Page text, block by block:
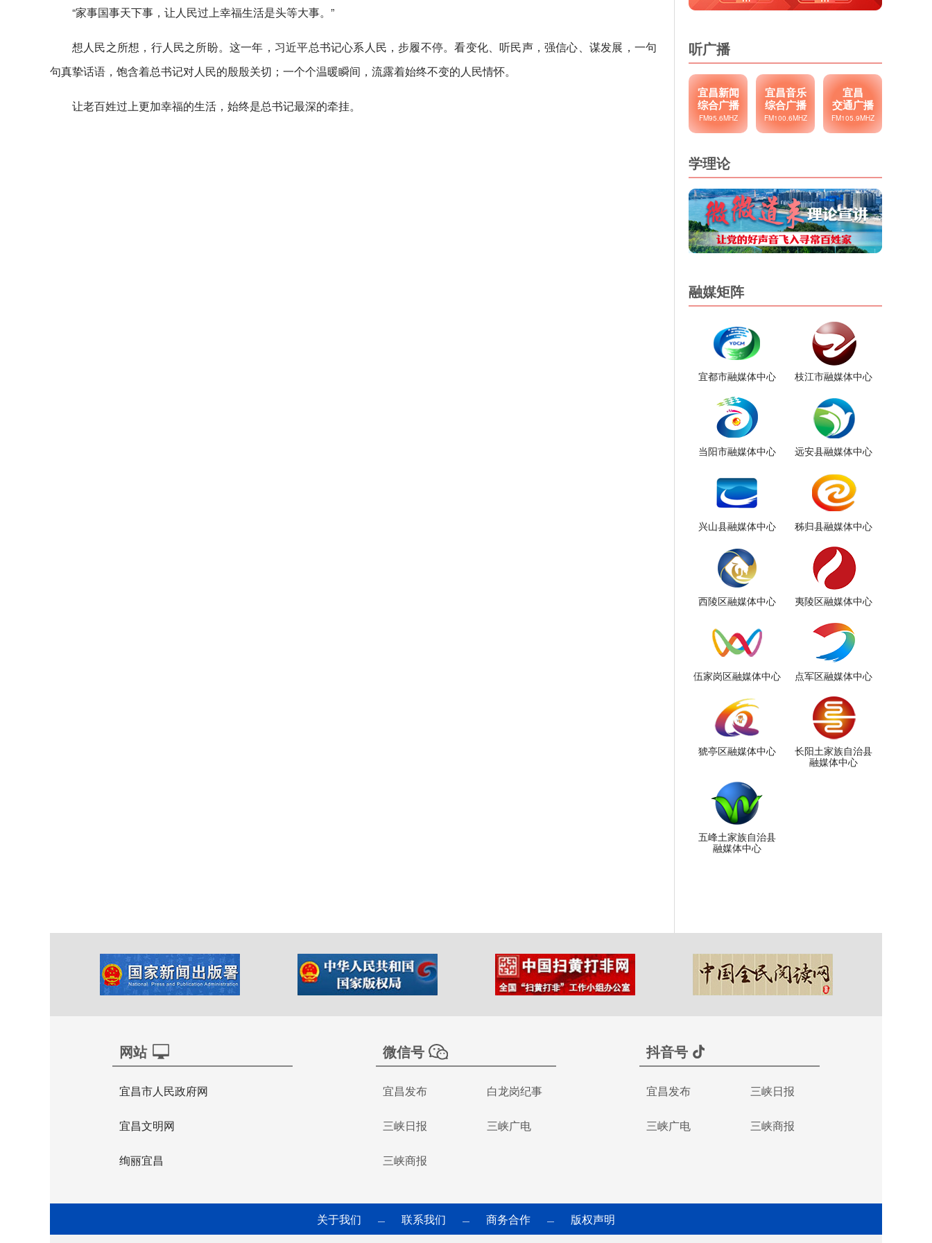
“家事国事天下事，让人民过上幸福生活是头等大事。”
想人民之所想，行人民之所盼。这一年，习近平总书记心系人民，步履不停。看变化、听民声，强信心、谋发展，一句
句真挚话语，饱含着总书记对人民的殷殷关切；一个个温暖瞬间，流露着始终不变的人民情怀。
让老百姓过上更加幸福的生活，始终是总书记最深的牵挂。
听广播
宜昌新闻
综合广播
FM95.6MHZ
宜昌音乐
综合广播
FM100.6MHZ
宜昌
交通广播
FM105.9MHZ
学理论
融媒矩阵
宜都市融媒体中心 枝江市融媒体中心
当阳市融媒体中心 远安县融媒体中心
兴山县融媒体中心 秭归县融媒体中心
西陵区融媒体中心 夷陵区融媒体中心
伍家岗区融媒体中心 点军区融媒体中心
猇亭区融媒体中心
长阳土家族自治县
融媒体中心
五峰土家族自治县
融媒体中心
网站
宜昌市人民政府网
宜昌文明网
绚丽宜昌
微信号
宜昌发布 白龙岗纪事
三峡日报 三峡广电
三峡商报
抖音号
宜昌发布 三峡日报
三峡广电 三峡商报
关于我们 — 联系我们 — 商务合作 — 版权声明